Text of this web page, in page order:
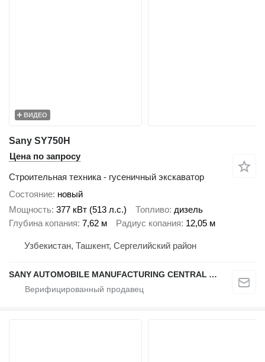
ВИДЕО
Sany SY750H
Цена по запросу
Строительная техника - гусеничный экскаватор
Состояние новый
Мощность 377 кВт (513 л.с.) Топливо дизель
Глубина копания 7,62 м Радиус копания 12,05 м
Узбекистан, Ташкент, Сергелийский район
SANY AUTOMOBILE MANUFACTURING CENTRAL ASIA